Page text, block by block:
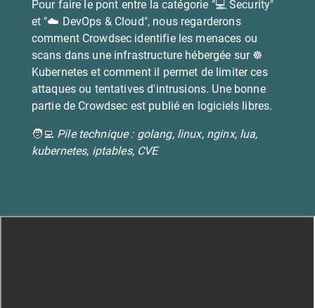
Pour faire le pont entre la catégorie "💻 Security"
et "☁️ DevOps & Cloud", nous regarderons
comment Crowdsec identifie les menaces ou
scans dans une infrastructure hébergée sur ☸️
Kubernetes et comment il permet de limiter ces
attaques ou tentatives d'intrusions. Une bonne
partie de Crowdsec est publié en logiciels libres.
🧑‍💻 Pile technique : golang, linux, nginx, lua,
kubernetes, iptables, CVE